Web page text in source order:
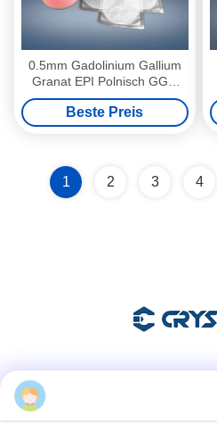
0.5mm Gadolinium Gallium
Granat EPI Polnisch GGG
Kristall Für YIG
Beste Preis
1 2 3 4